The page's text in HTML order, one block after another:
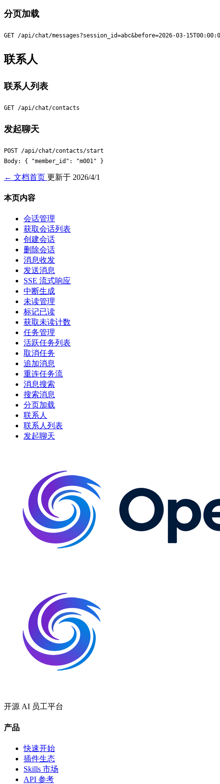
分页加载
联系人
联系人列表
发起聊天
POST /api/chat/contacts/start
← 文档首页 更新于 2026/4/1
本页内容
会话管理
获取会话列表
创建会话
删除会话
消息收发
发送消息
SSE 流式响应
中断生成
未读管理
标记已读
获取未读计数
任务管理
活跃任务列表
取消任务
追加消息
重连任务流
消息搜索
搜索消息
分页加载
联系人
联系人列表
发起聊天
开源 AI 员工平台
产品
快速开始
插件生态
Skills 市场
API 参考